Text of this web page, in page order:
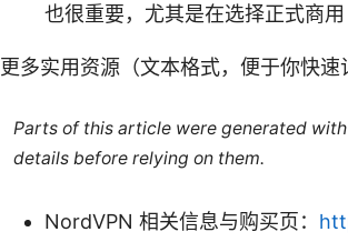
也很重要，尤其是在选择正式商用
更多实用资源（文本格式，便于你快速
Parts of this article were generated
details before relying on them.
NordVPN 相关信息与购买页：